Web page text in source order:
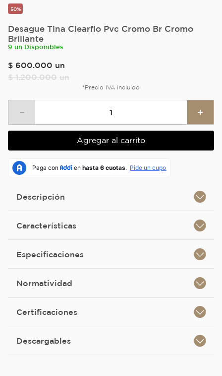
50%
Desague Tina Clearflo Pvc Cromo Br Cromo
Brillante
9 un Disponibles
$ 600.000 un
$ 1.200.000 un
*Precio IVA incluido
＋
－
Agregar al carrito
Descripción
Características
Especificaciones
Normatividad
Certificaciones
Descargables